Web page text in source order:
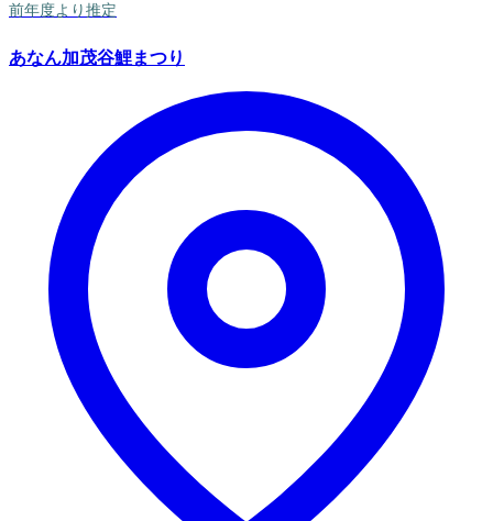
前年度より推定
あなん加茂谷鯉まつり